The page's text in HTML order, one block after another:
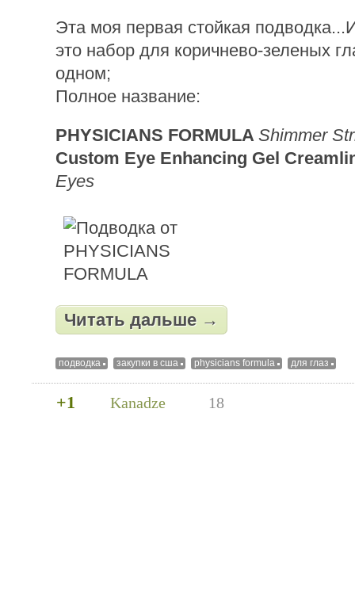
Эта моя первая стойкая
это набор для коричнево-зеленых
одном;
Полное название:
PHYSICIANS FORMULA Shimmer
Custom Eye Enhancing Gel
Eyes
Читать дальше →
подводка закупки в сша physicians formula для глаз
+1 Kanadze 18